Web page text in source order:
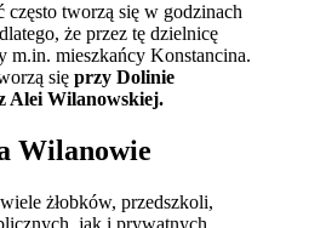
często tworzą się w godzinach
że przez tę dzielnicę
m.in. mieszkańcy Konstancina.
sięprzy Dolinie
Alei Wilanowskiej.
Wilanowie
żłobków, przedszkoli,